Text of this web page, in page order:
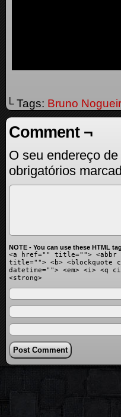
└ Tags: Bruno
Comment ¬
O seu endereço
obrigatórios
NOTE - You can use these HTML
<a href="" title=""> <abbr
title=""> <b> <blockquote
datetime=""> <em> <i> <q
<strong>